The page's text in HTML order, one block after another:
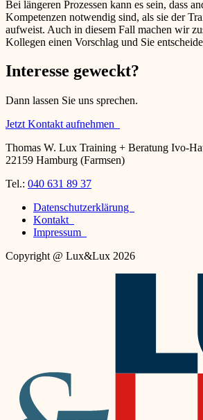
Bei längeren Prozessen kann es sein, dass
Kompetenzen notwendig sind, als sie der
aufweist. Auch in diesem Fall machen wir
Kollegen einen Vorschlag und Sie
Interesse geweckt?
Dann lassen Sie uns sprechen.
Jetzt Kontakt aufnehmen
Thomas W. Lux Training + Beratung Ivo-
22159 Hamburg (Farmsen)
Tel.: 040 631 89 37
Datenschutzerklärung
Kontakt
Impressum
Copyright @ Lux&Lux 2026